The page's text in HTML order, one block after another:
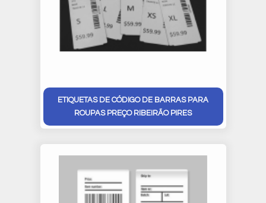
ETIQUETAS DE CÓDIGO DE BARRAS PARA
ROUPAS PREÇO RIBEIRÃO PIRES